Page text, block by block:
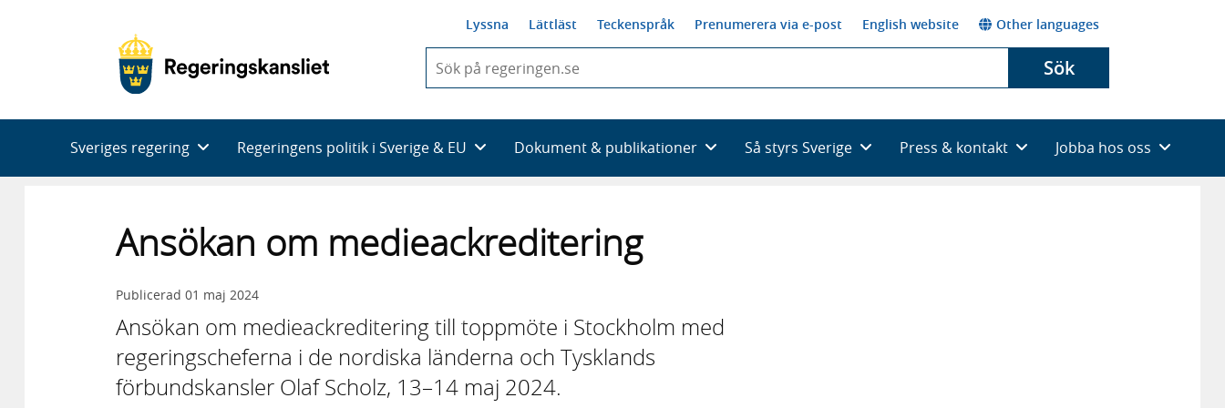
Lyssna Lättläst Teckenspråk Prenumerera via e-post English website Other languages
du
skriva
framträder
en
sökförslag
Sök
Sveriges regering Regeringens politik i Sverige & EU Dokument & publikationer Så styrs Sverige Press & kontakt Jobba hos oss
Ansökan om medieackreditering
Publicerad 01 maj 2024
Ansökan om medieackreditering till toppmöte i Stockholm med
regeringscheferna i de nordiska länderna och Tysklands
förbundskansler Olaf Scholz, 13–14 maj 2024.